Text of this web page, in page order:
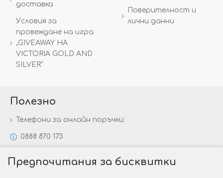
доставка
Условия за
провеждане на игра
„GIVEAWAY НА
VICTORIA GOLD AND
SILVER“
Поверителност и
лични данни
Полезно
Телефони за онлайн поръчки:
0888 870 173
Предпочитания за бисквитки